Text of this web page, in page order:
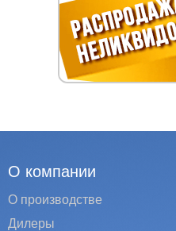
О компании
О производстве
Дилеры